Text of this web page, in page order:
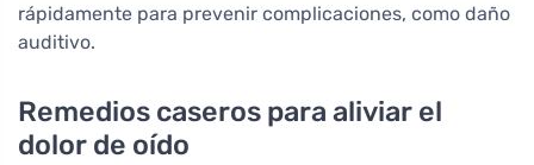
rápidamente para prevenir complicaciones, como daño
auditivo.
Remedios caseros para aliviar el
dolor de oído